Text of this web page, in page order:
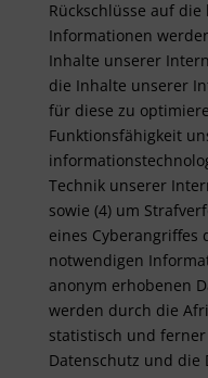
Rückschlüsse auf
Informationen
Inhalte unserer
die Inhalte unserer
für diese zu
Funktionsfähigkeit
Technik unserer
sowie (4) um
eines Cyberangriffes
notwendigen
anonym erhobenen
werden durch die
statistisch und
Datenschutz und die